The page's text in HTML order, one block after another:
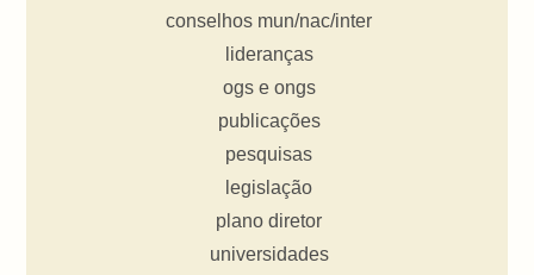
conselhos mun/nac/inter
lideranças
ogs e ongs
publicações
pesquisas
legislação
plano diretor
universidades